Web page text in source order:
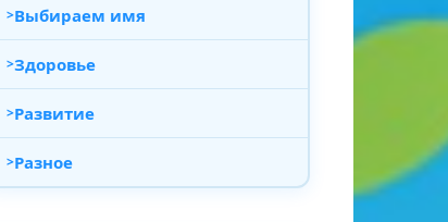
Выбираем имя
Здоровье
Развитие
Разное